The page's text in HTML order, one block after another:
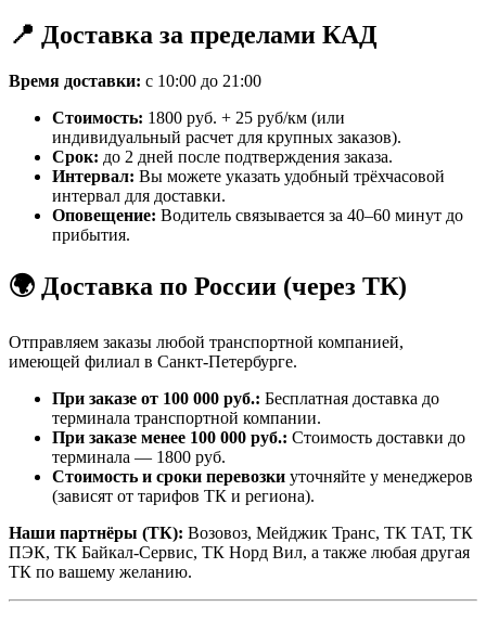
📍 Доставка за пределами КАД
Время доставки: с 10:00 до 21:00
Стоимость: 1800 руб. + 25 руб/км (или
индивидуальный расчет для крупных заказов).
Срок: до 2 дней после подтверждения заказа.
Интервал: Вы можете указать удобный трёхчасовой
интервал для доставки.
Оповещение: Водитель связывается за 40–60 минут до
прибытия.
🌍 Доставка по России (через ТК)
Отправляем заказы любой транспортной компанией,
имеющей филиал в Санкт-Петербурге.
При заказе от 100 000 руб.: Бесплатная доставка до
терминала транспортной компании.
При заказе менее 100 000 руб.: Стоимость доставки до
терминала — 1800 руб.
Стоимость и сроки перевозки уточняйте у менеджеров
(зависят от тарифов ТК и региона).
Наши партнёры (ТК): Возовоз, Мейджик Транс, ТК ТАТ, ТК
ПЭК, ТК Байкал-Сервис, ТК Норд Вил, а также любая другая
ТК по вашему желанию.